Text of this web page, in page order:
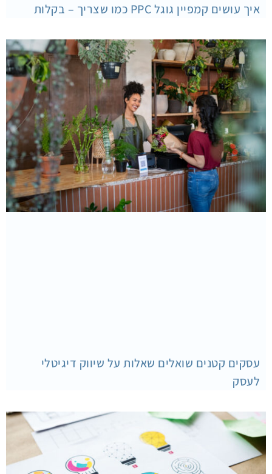
איך עושים קמפיין גוגל PPC כמו שצריך – בקלות
עסקים קטנים שואלים שאלות על שיווק דיגיטלי
לעסק